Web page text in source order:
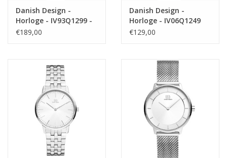
Danish Design -
Horloge - IV93Q1299 -
Marie
€189,00
Danish Design -
Horloge - IV06Q1249
€129,00